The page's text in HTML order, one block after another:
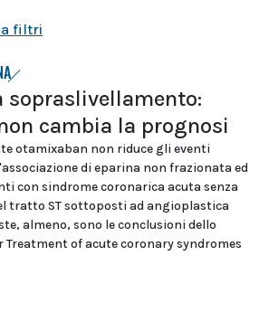
filtri
sopraslivellamento:
cambia la prognosi
otamixaban non riduce gli eventi
di eparina non frazionata ed
con sindrome coronarica acuta senza
tratto ST sottoposti ad angioplastica
almeno, sono le conclusioni dello
Treatment of acute coronary syndromes